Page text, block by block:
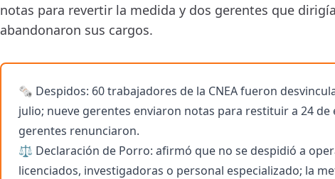
notas para revertir la medida y dos gerentes que
abandonaron sus cargos.
🗞️ Despidos: 60 trabajadores de la CNEA fueron
julio; nueve gerentes enviaron notas para restituir a 24 de
gerentes renunciaron.
⚖️ Declaración de Porro: afirmó que no se despidió a
licenciados, investigadoras o personal especializado; la